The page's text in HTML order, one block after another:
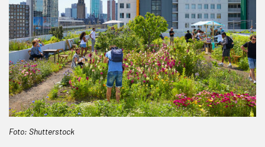
Foto: Shutterstock